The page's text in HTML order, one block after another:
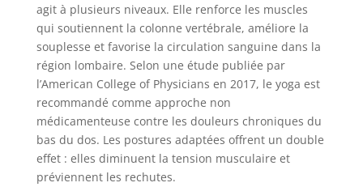
agit à plusieurs niveaux. Elle renforce les muscles
qui soutiennent la colonne vertébrale, améliore la
souplesse et favorise la circulation sanguine dans la
région lombaire. Selon une étude publiée par
l’American College of Physicians en 2017, le yoga est
recommandé comme approche non
médicamenteuse contre les douleurs chroniques du
bas du dos. Les postures adaptées offrent un double
effet : elles diminuent la tension musculaire et
préviennent les rechutes.